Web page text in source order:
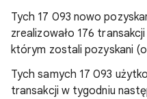
Tych 17 093 nowo
zrealizowało 176
którym zostali pozyskani
Tych samych 17 093
transakcji w tygodniu